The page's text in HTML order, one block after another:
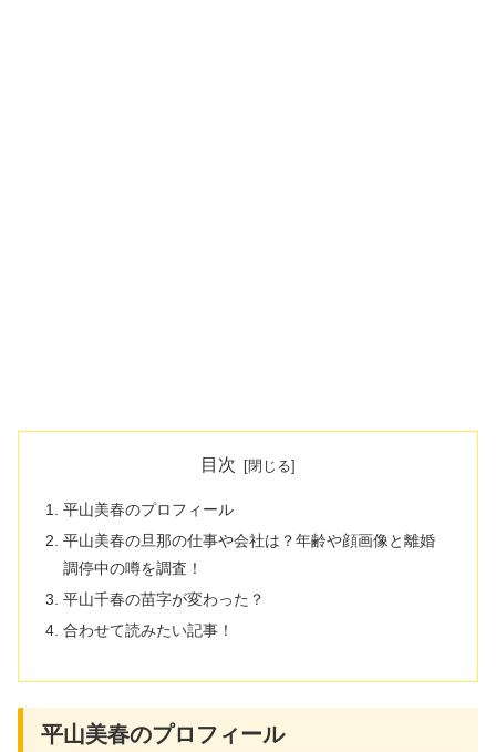
目次
平山美春のプロフィール
平山美春の旦那の仕事や会社は？年齢や顔画像と離婚
調停中の噂を調査！
平山千春の苗字が変わった？
合わせて読みたい記事！
平山美春のプロフィール